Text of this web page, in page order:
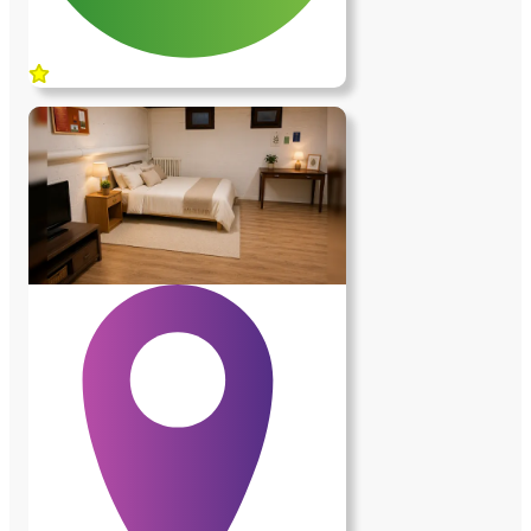
de stationnement. Lave-linge et sèche-
linge familiaux sont à disposition. Le
chauffage est assuré par la pompe à
chaleur de la maison, complétée par une
pompe à chaleur individuelle. Les charges
sont incluses. • L'environnement La
maison est située sur les hauteurs de
Bièvres, dans un environnement
exceptionnel, très calme, entouré de bois
et d'espaces naturels. La gare est à environ
1,2 km et les arrêts de bus à 500 mètres.
Le Centre Commercial Vélizy II est à
5km. Grand frais à 3km… • Les services
demandés À l'intérieur de la maison
(environ 2 à 3 heures par jour ; une heure
le matin le reste adaptable) : - entretien
quotidien du rez-de-chaussée que j'occupe
; - entretien du linge ; - une fois par
semaine, ménage de trois chambres en
rez-de jardin occupées par des étudiants
ainsi que de mon bureau de consultation.
À l'extérieur et pour l'entretien courant de
la propriété (environ 2 à 3 heures par
semaine) - entretien courant saisonnier du